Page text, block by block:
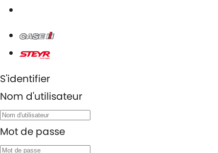
S'identifier
Nom d'utilisateur
Mot de passe